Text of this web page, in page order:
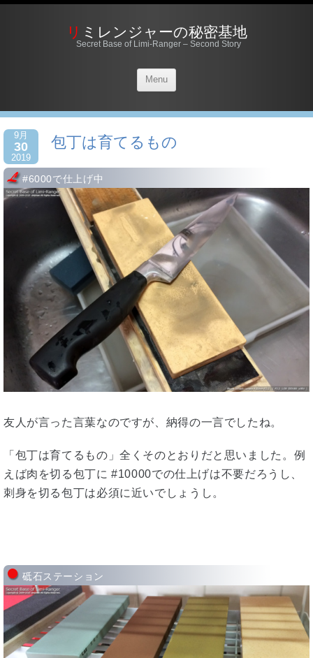
リミレンジャーの秘密基地
Secret Base of Limi-Ranger – Second Story
Menu
9月
30
2019
包丁は育てるもの
#6000で仕上げ中
友人が言った言葉なのですが、納得の一言でしたね。
「包丁は育てるもの」全くそのとおりだと思いました。例
えば肉を切る包丁に #10000での仕上げは不要だろうし、
刺身を切る包丁は必須に近いでしょうし。
砥石ステーション